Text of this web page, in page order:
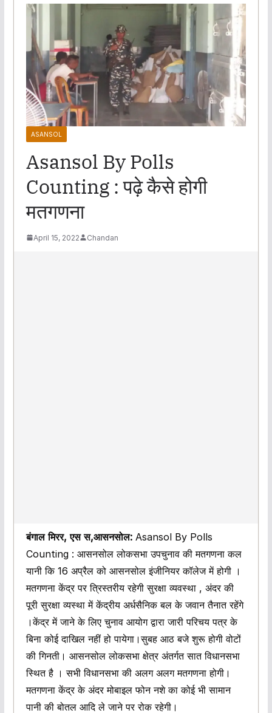
ASANSOL
Asansol By Polls
Counting : पढ़े कैसे होगी
मतगणना
April 15, 2022 Chandan
बंगाल मिरर, एस स,आसनसोल:Asansol By Polls
Counting : आसनसोल लोकसभा उपचुनाव की मतगणना कल
यानी कि 16 अप्रैल को आसनसोल इंजीनियर कॉलेज में होगी ।
मतगणना केंद्र पर त्रिस्तरीय रहेगी सुरक्षा व्यवस्था , अंदर की
पूरी सुरक्षा व्यस्था में केंद्रीय अर्धसैनिक बल के जवान तैनात रहेंगे
।केंद्र में जाने के लिए चुनाव आयोग द्वारा जारी परिचय पत्र के
बिना कोई दाखिल नहीं हो पायेगा।सुबह आठ बजे शुरू होगी वोटों
की गिनती। आसनसोल लोकसभा क्षेत्र अंतर्गत सात विधानसभा
स्थित है । सभी विधानसभा की अलग अलग मतगणना होगी।
मतगणना केंद्र के अंदर मोबाइल फोन नशे का कोई भी सामान
पानी की बोतल आदि ले जाने पर रोक रहेगी।